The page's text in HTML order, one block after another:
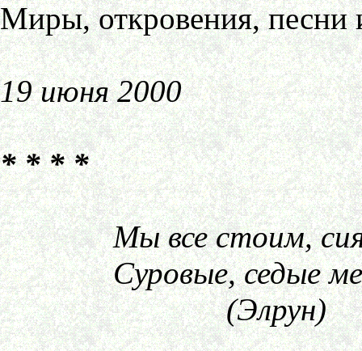
Миры, откровения, песни
19 июня 2000
* * * *
Мы все стоим,
Суровые, седые
(Элрун)